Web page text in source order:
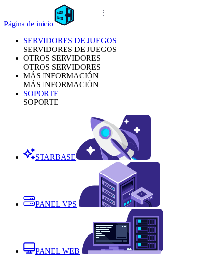
Página de inicio
SERVIDORES DE JUEGOS
SERVIDORES DE JUEGOS
OTROS SERVIDORES
OTROS SERVIDORES
MÁS INFORMACIÓN
MÁS INFORMACIÓN
SOPORTE
SOPORTE
STARBASE
PANEL VPS
PANEL WEB